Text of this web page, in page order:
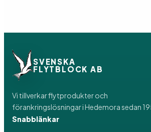
SVENSKA
FLYTBLOCK AB
Vi tillverkar flytprodukter och
förankringslösningar i Hedemora sedan
Snabblänkar